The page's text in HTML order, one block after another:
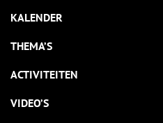
KALENDER
THEMA’S
ACTIVITEITEN
VIDEO’S